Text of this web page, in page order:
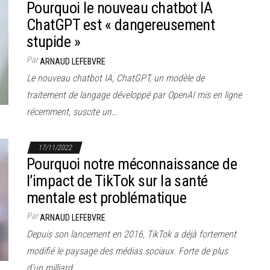
Pourquoi le nouveau chatbot IA
ChatGPT est « dangereusement
stupide »
ParARNAUD LEFEBVRE
Le nouveau chatbot IA, ChatGPT, un modèle de
traitement de langage développé par OpenAI mis en ligne
récemment, suscite un…
17/11/2022
Pourquoi notre méconnaissance de
l’impact de TikTok sur la santé
mentale est problématique
ParARNAUD LEFEBVRE
Depuis son lancement en 2016, TikTok a déjà fortement
modifié le paysage des médias sociaux. Forte de plus